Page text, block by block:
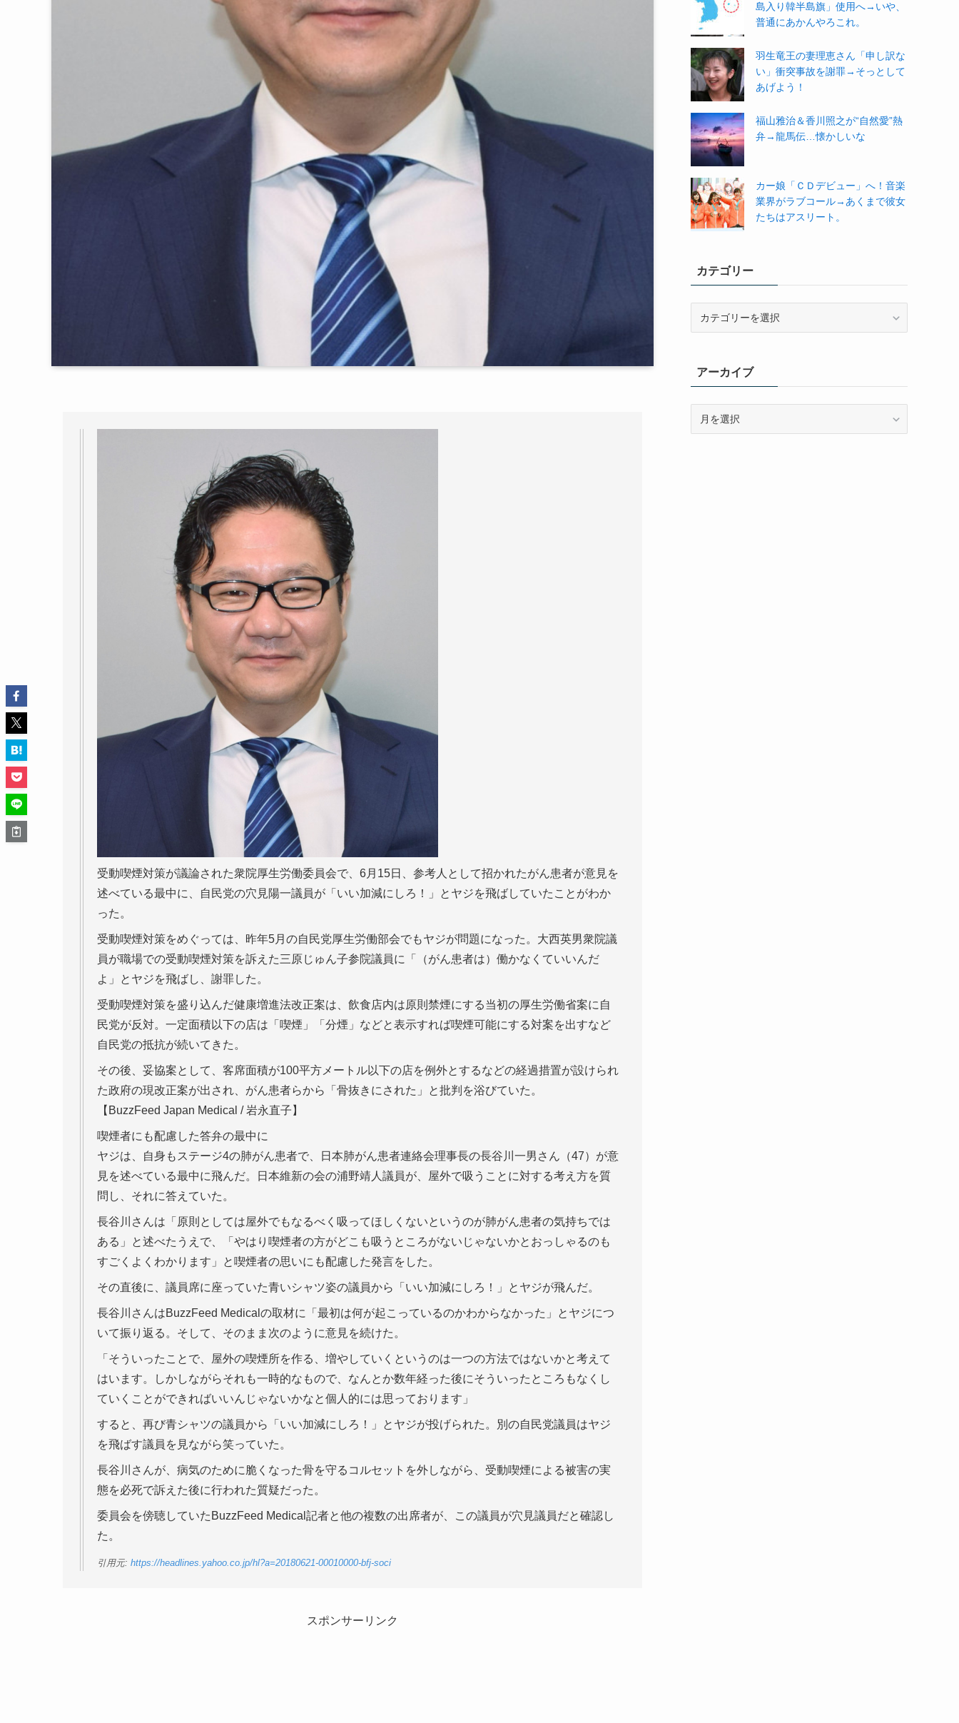
受動喫煙対策が議論された衆院厚生労働委員会で、6月15日、参考人として招かれたがん患者が意見を
述べている最中に、自民党の穴見陽一議員が「いい加減にしろ！」とヤジを飛ばしていたことがわか
った。
受動喫煙対策をめぐっては、昨年5月の自民党厚生労働部会でもヤジが問題になった。大西英男衆院議
員が職場での受動喫煙対策を訴えた三原じゅん子参院議員に「（がん患者は）働かなくていいんだ
よ」とヤジを飛ばし、謝罪した。
受動喫煙対策を盛り込んだ健康増進法改正案は、飲食店内は原則禁煙にする当初の厚生労働省案に自
民党が反対。一定面積以下の店は「喫煙」「分煙」などと表示すれば喫煙可能にする対案を出すなど
自民党の抵抗が続いてきた。
その後、妥協案として、客席面積が100平方メートル以下の店を例外とするなどの経過措置が設けられ
た政府の現改正案が出され、がん患者らから「骨抜きにされた」と批判を浴びていた。
【BuzzFeed Japan Medical / 岩永直子】
喫煙者にも配慮した答弁の最中に
ヤジは、自身もステージ4の肺がん患者で、日本肺がん患者連絡会理事長の長谷川一男さん（47）が意
見を述べている最中に飛んだ。日本維新の会の浦野靖人議員が、屋外で吸うことに対する考え方を質
問し、それに答えていた。
長谷川さんは「原則としては屋外でもなるべく吸ってほしくないというのが肺がん患者の気持ちでは
ある」と述べたうえで、「やはり喫煙者の方がどこも吸うところがないじゃないかとおっしゃるのも
すごくよくわかります」と喫煙者の思いにも配慮した発言をした。
その直後に、議員席に座っていた青いシャツ姿の議員から「いい加減にしろ！」とヤジが飛んだ。
長谷川さんはBuzzFeed Medicalの取材に「最初は何が起こっているのかわからなかった」とヤジにつ
いて振り返る。そして、そのまま次のように意見を続けた。
「そういったことで、屋外の喫煙所を作る、増やしていくというのは一つの方法ではないかと考えて
はいます。しかしながらそれも一時的なもので、なんとか数年経った後にそういったところもなくし
ていくことができればいいんじゃないかなと個人的には思っております」
すると、再び青シャツの議員から「いい加減にしろ！」とヤジが投げられた。別の自民党議員はヤジ
を飛ばす議員を見ながら笑っていた。
長谷川さんが、病気のために脆くなった骨を守るコルセットを外しながら、受動喫煙による被害の実
態を必死で訴えた後に行われた質疑だった。
委員会を傍聴していたBuzzFeed Medical記者と他の複数の出席者が、この議員が穴見議員だと確認し
た。
引用元: https://headlines.yahoo.co.jp/hl?a=20180621-00010000-bfj-soci
スポンサーリンク
島入り韓半島旗」使用へ→いや、
普通にあかんやろこれ。
羽生竜王の妻理恵さん「申し訳な
い」衝突事故を謝罪→そっとして
あげよう！
福山雅治＆香川照之が“自然愛”熱
弁→龍馬伝…懐かしいな
カー娘「ＣＤデビュー」へ！音楽
業界がラブコール→あくまで彼女
たちはアスリート。
カテゴリー
ーアーカイブ